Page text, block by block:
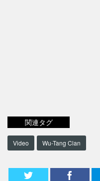
関連タグ
Video Wu-Tang Clan